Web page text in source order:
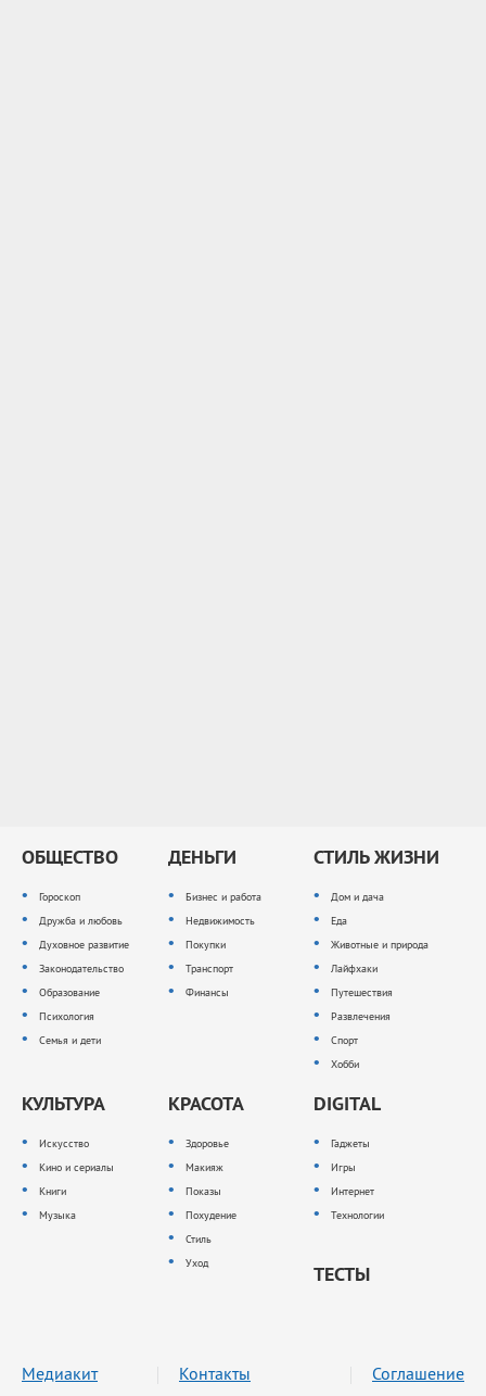
ОБЩЕСТВО
Гороскоп
Дружба и любовь
Духовное развитие
Законодательство
Образование
Психология
Семья и дети
ДЕНЬГИ
Бизнес и работа
Недвижимость
Покупки
Транспорт
Финансы
СТИЛЬ ЖИЗНИ
Дом и дача
Еда
Животные и природа
Лайфхаки
Путешествия
Развлечения
Спорт
Хобби
КУЛЬТУРА
Искусство
Кино и сериалы
Книги
Музыка
КРАСОТА
Здоровье
Макияж
Показы
Похудение
Стиль
Уход
DIGITAL
Гаджеты
Игры
Интернет
Технологии
ТЕСТЫ
Медиакит Контакты Соглашение